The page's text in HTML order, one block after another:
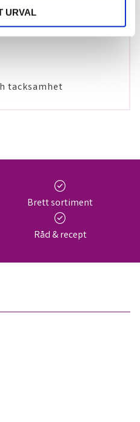
URVAL
tacksamhet
check_circle
Brett sortiment
check_circle
Råd & recept